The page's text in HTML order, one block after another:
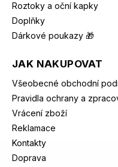
Roztoky a oční kapky
Doplňky
Dárkové poukazy 🎁
JAK NAKUPOVAT
Všeobecné obchodní
Pravidla ochrany a
Vrácení zboží
Reklamace
Kontakty
Doprava